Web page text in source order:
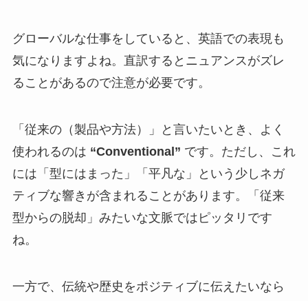
グローバルな仕事をしていると、英語での表現も
気になりますよね。直訳するとニュアンスがズレ
ることがあるので注意が必要です。
「従来の（製品や方法）」と言いたいとき、よく
使われるのは “Conventional” です。ただし、これ
には「型にはまった」「平凡な」という少しネガ
ティブな響きが含まれることがあります。「従来
型からの脱却」みたいな文脈ではピッタリです
ね。
一方で、伝統や歴史をポジティブに伝えたいなら